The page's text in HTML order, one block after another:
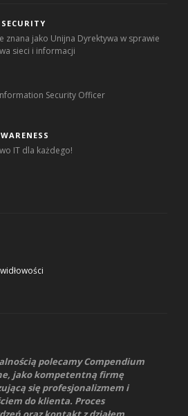
znana jako Unijna Dyrektywa w sprawie
sieci i informacji
Security Officer
IT dla każdego!
polecamy Compendium
jako kompetentną firmę
się profesjonalizmem i
do klienta. Proces